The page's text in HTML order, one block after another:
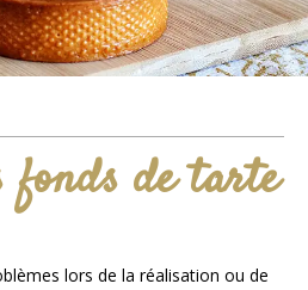
fonds de tarte
lors de la réalisation ou de